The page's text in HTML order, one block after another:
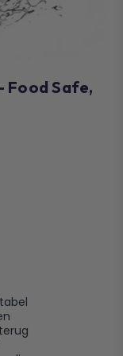
Food Safe,